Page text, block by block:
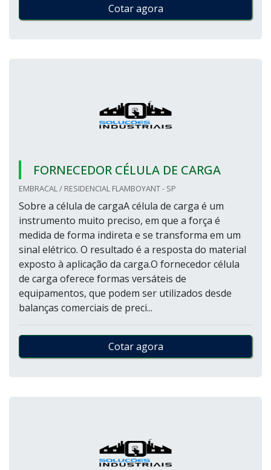
Cotar agora
FORNECEDOR CÉLULA DE CARGA
EMBRACAL / RESIDENCIAL FLAMBOYANT - SP
Sobre a célula de cargaA célula de carga é um
instrumento muito preciso, em que a força é
medida de forma indireta e se transforma em um
sinal elétrico. O resultado é a resposta do material
exposto à aplicação da carga.O fornecedor célula
de carga oferece formas versáteis de
equipamentos, que podem ser utilizados desde
balanças comerciais de preci...
Cotar agora